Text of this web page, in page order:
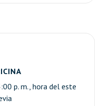
p. m., hora del este